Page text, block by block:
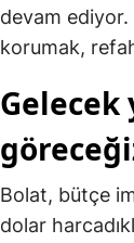
devam
korumak,
Bolat, bütçe
dolar